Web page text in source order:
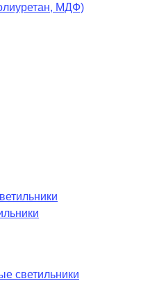
МДФ)
светильники